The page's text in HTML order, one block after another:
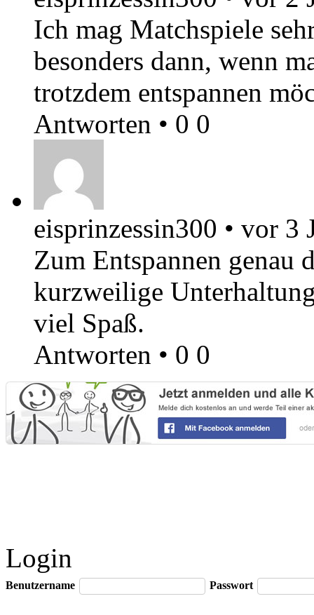
Ich mag Matchspiele
besonders dann, wenn
trotzdem entspannen
Antworten • 0 0
eisprinzessin300 • vor 3
Zum Entspannen genau
kurzweilige
viel Spaß.
Antworten • 0 0
Login
Benutzername Passwort